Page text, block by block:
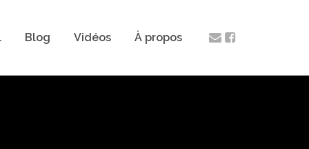
Blog Vidéos À propos